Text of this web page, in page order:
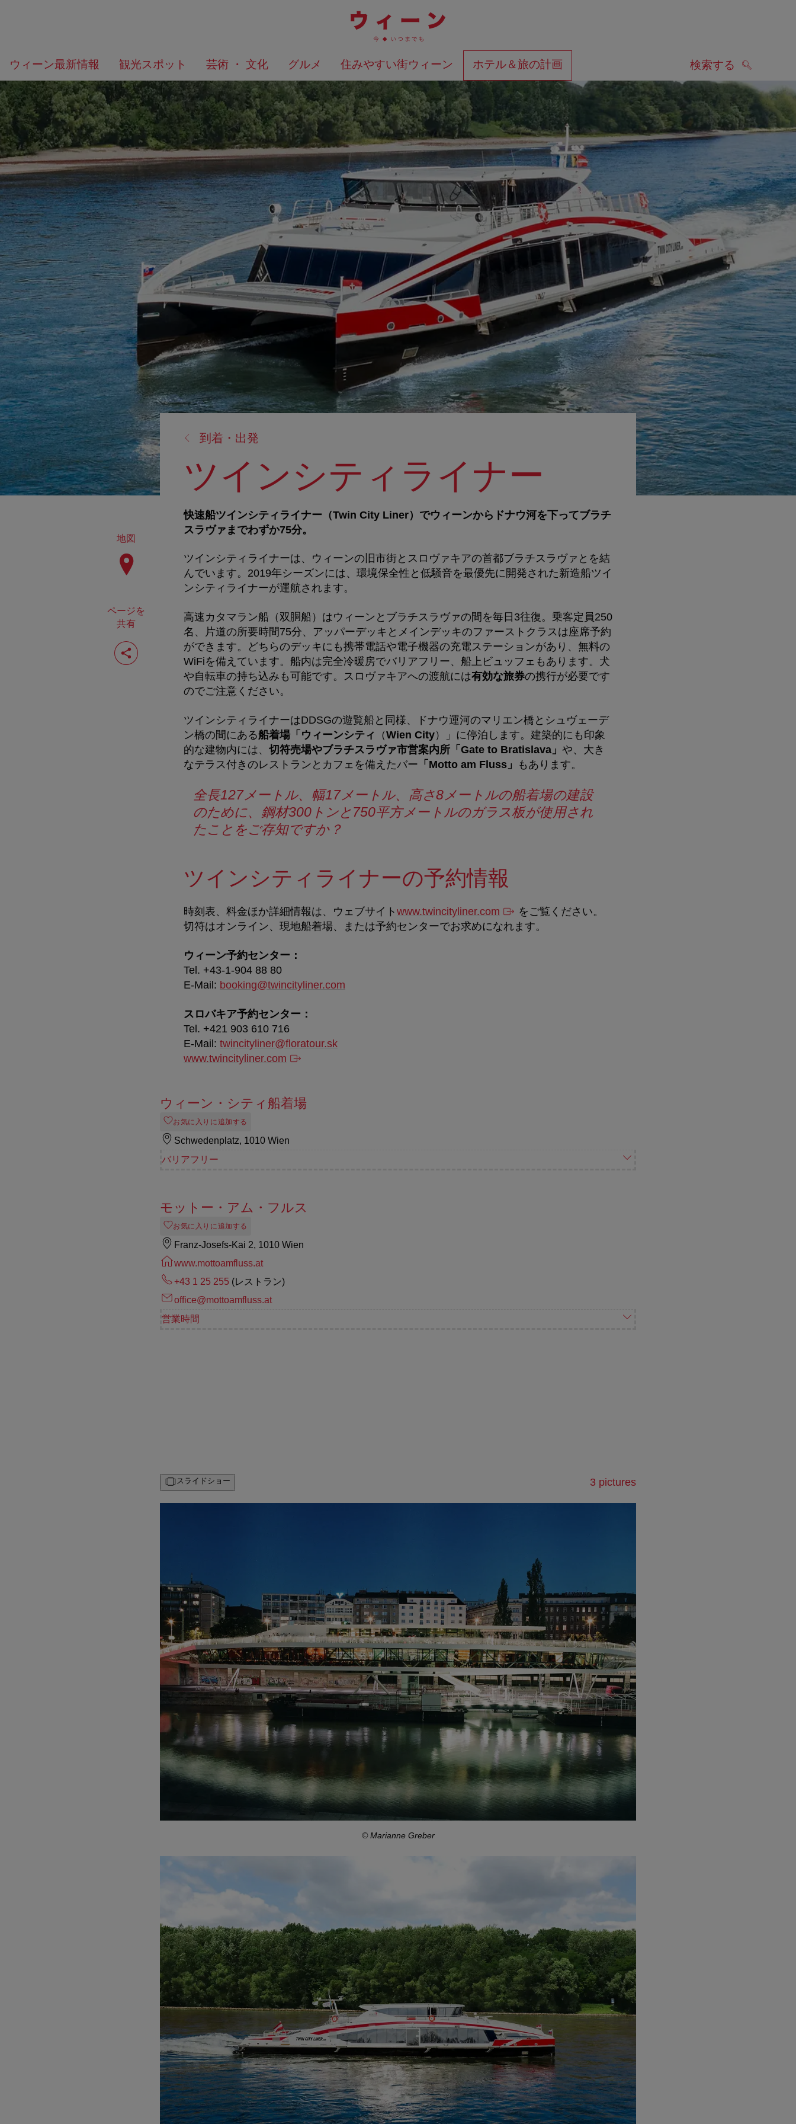
ニ
ー
へ
の
ー
ジ
の
ト
ッ
プ
へ
ウィーン最新情報 観光スポット 芸術 ・ 文化 グルメ 住みやすい街ウィーン ホテル＆旅の計画 検索する
何
を
お
探
し
で
す
か？
検索結果を地図上に表示します 検索する
地図
ページを
共有
ペ
ー
ジ
到着・出発
ツインシティライナー
快速船ツインシティライナー（Twin City Liner）でウィーンからドナウ河を下ってブラチ
スラヴァまでわずか75分。
ツインシティライナーは、ウィーンの旧市街とスロヴァキアの首都ブラチスラヴァとを結
んでいます。2019年シーズンには、環境保全性と低騒音を最優先に開発された新造船ツイ
ンシティライナーが運航されます。
高速カタマラン船（双胴船）はウィーンとブラチスラヴァの間を毎日3往復。乗客定員250
名、片道の所要時間75分、アッパーデッキとメインデッキのファーストクラスは座席予約
ができます。どちらのデッキにも携帯電話や電子機器の充電ステーションがあり、無料の
WiFiを備えています。船内は完全冷暖房でバリアフリー、船上ビュッフェもあります。犬
や自転車の持ち込みも可能です。スロヴァキアへの渡航には有効な旅券の携行が必要です
のでご注意ください。
ツインシティライナーはDDSGの遊覧船と同様、ドナウ運河のマリエン橋とシュヴェーデ
ン橋の間にある船着場「ウィーンシティ （Wien City）」に停泊します。建築的にも印象
的な建物内には、 切符売場やブラチスラヴァ市営案内所「 Gate to Bratislava 」 や、大き
なテラス付きのレストランとカフェを備えたバー 「 Motto am Fluss 」 もあります。
全長127メートル、幅17メートル、高さ8メートルの船着場の建設
のために、鋼材300トンと750平方メートルのガラス板が使用され
たことをご存知ですか？
ツインシティライナーの予約情報
時刻表、料金ほか詳細情報は、ウェブサイト www.twincityliner.com
をご覧ください。
切符はオンライン、現地船着場、または予約センターでお求めになれます。
ウィーン予約センター：
Tel. +43-1-904 88 80
E-Mail: booking@twincityliner.com
スロバキア予約センター：
Tel. +421 903 610 716
E-Mail: twincityliner@floratour.sk
www.twincityliner.com
ウィーン・シティ船着場
お気に入りに追加する
Schwedenplatz, 1010 Wien
バリアフリー
モットー・アム・フルス
お気に入りに追加する
Franz-Josefs-Kai 2, 1010 Wien
www.mottoamfluss.at
+43 1 25 255 (レストラン)
office@mottoamfluss.at
営業時間
スライドショー 3 pictures
© Marianne Greber